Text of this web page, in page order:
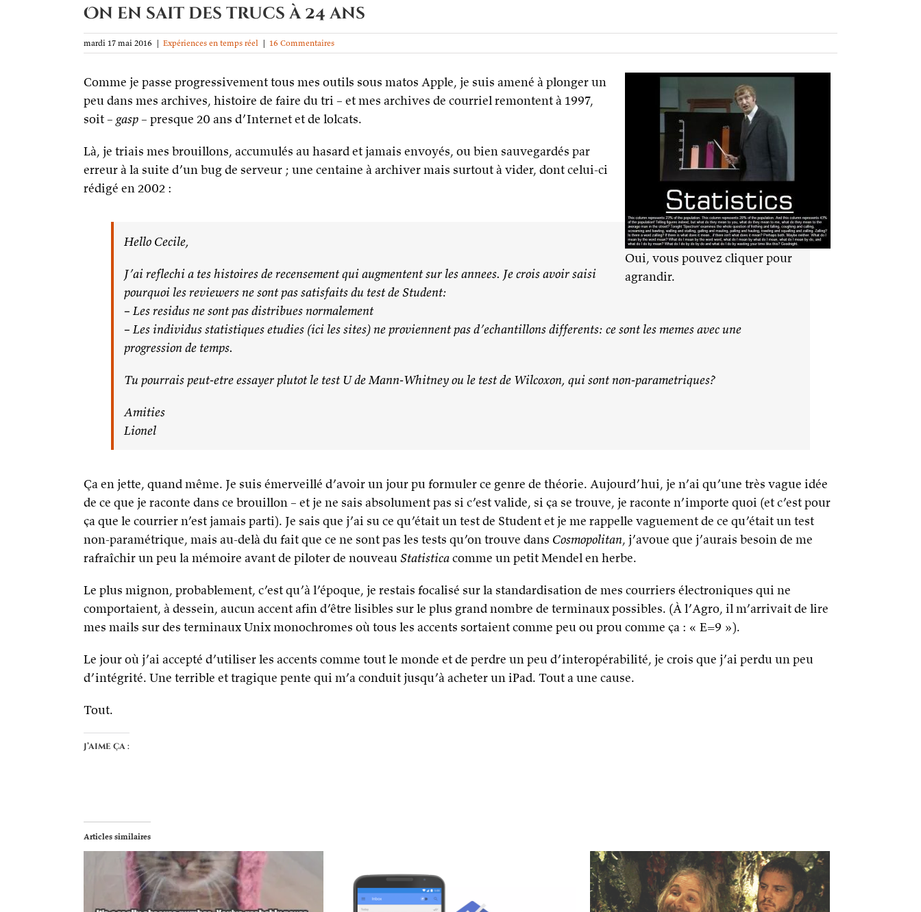
On en sait des trucs à 24 ans
mardi 17 mai 2016 | Expériences en temps réel | 16 Commentaires
Oui, vous pouvez cliquer pour
agrandir.
Comme je passe progressivement tous mes outils sous matos Apple, je suis amené à plonger un
peu dans mes archives, histoire de faire du tri – et mes archives de courriel remontent à 1997,
soit – gasp– presque 20 ans d’Internet et de lolcats.
Là, je triais mes brouillons, accumulés au hasard et jamais envoyés, ou bien sauvegardés par
erreur à la suite d’un bug de serveur ; une centaine à archiver mais surtout à vider, dont celui-ci
rédigé en 2002 :
Hello Cecile,
J’ai reflechi a tes histoires de recensement qui augmentent sur les annees. Je crois avoir saisi
pourquoi les reviewers ne sont pas satisfaits du test de Student:
– Les residus ne sont pas distribues normalement
– Les individus statistiques etudies (ici les sites) ne proviennent pas d’echantillons differents: ce sont les memes avec une
progression de temps.
Tu pourrais peut-etre essayer plutot le test U de Mann-Whitney ou le test de Wilcoxon, qui sont non-parametriques?
Amities
Lionel
Ça en jette, quand même. Je suis émerveillé d’avoir un jour pu formuler ce genre de théorie. Aujourd’hui, je n’ai qu’une très vague idée
de ce que je raconte dans ce brouillon – et je ne sais absolument pas si c’est valide, si ça se trouve, je raconte n’importe quoi (et c’est pour
ça que le courrier n’est jamais parti). Je sais que j’ai su ce qu’était un test de Student et je me rappelle vaguement de ce qu’était un test
non-paramétrique, mais au-delà du fait que ce ne sont pas les tests qu’on trouve dans Cosmopolitan, j’avoue que j’aurais besoin de me
rafraîchir un peu la mémoire avant de piloter de nouveauStatisticacomme un petit Mendel en herbe.
Le plus mignon, probablement, c’est qu’à l’époque, je restais focalisé sur la standardisation de mes courriers électroniques qui ne
comportaient, à dessein, aucun accent afin d’être lisibles sur le plus grand nombre de terminaux possibles. (À l’Agro, il m’arrivait de lire
mes mails sur des terminaux Unix monochromes où tous les accents sortaient comme peu ou prou comme ça : « E=9 »).
Le jour où j’ai accepté d’utiliser les accents comme tout le monde et de perdre un peu d’interopérabilité, je crois que j’ai perdu un peu
d’intégrité. Une terrible et tragique pente qui m’a conduit jusqu’à acheter un iPad. Tout a une cause.
Tout.
J’aime ça :
Articles similaires